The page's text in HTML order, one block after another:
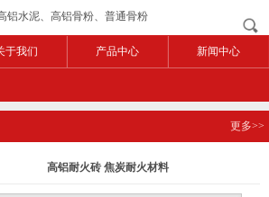
于我们 产品中心 新闻中心
更多>>
高铝耐火砖 焦炭耐火材料